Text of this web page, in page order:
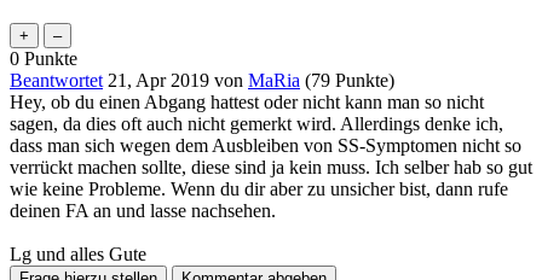
Auch Übelkeit und Erbrechen sind typische
Begleiterscheinungen einer Schwangerschaft, insbesondere im
ersten Trimester. Allerdings ist es nicht ungewöhnlich, dass
diese Beschwerden nachlassen oder komplett verschwinden.
Jede Frau reagiert unterschiedlich auf die hormonellen
Veränderungen während der Schwangerschaft. Es ist möglich,
dass Ihre Symptome aufgrund Ihrer individuellen Hormonlage
abnehmen. Es kann aber auch sein, dass sich Ihr Körper bereits
an die Schwangerschaft gewöhnt hat und die Symptome
deshalb weniger stark sind.
0 Punkte
Beantwortet 21, Apr 2019 von MaRia (79 Punkte)
Hey, ob du einen Abgang hattest oder nicht kann man so nicht
sagen, da dies oft auch nicht gemerkt wird. Allerdings denke ich,
dass man sich wegen dem Ausbleiben von SS-Symptomen nicht so
verrückt machen sollte, diese sind ja kein muss. Ich selber hab so gut
wie keine Probleme. Wenn du dir aber zu unsicher bist, dann rufe
deinen FA an und lasse nachsehen.
Lg und alles Gute